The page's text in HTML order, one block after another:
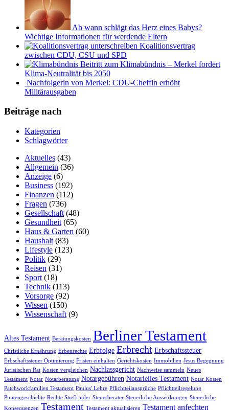
Ab wann schlägt das Herz eines Babys?
Wichtige Informationen für werdende Eltern
Koalitionsvertrag
zwischen CDU, CSU und SPD
Beitritt zum Klimabündnis – Merkel fordert
Klima-Neutralität bis 2050
Nachfolgerin von Merkel: CDU-Cheffin erhöht
Militärausgaben
Beiträge nach
Kategorien
Schlagwörter
Aktuelles (43)
Allgemein (36)
Anzeige (6)
Business (192)
Finanzen (112)
Fragen (736)
Gesellschaft (48)
Gesundheit (65)
Haus & Garten (60)
Haushalt (83)
Lifestyle (123)
Politik (29)
Reisen (31)
Sport (18)
Technik (113)
Vorsorge (92)
Wissen (150)
Wissenschaft (9)
Altes Testament Beratungskosten Berliner Testament
Christliche Ernährung Erbenrechte Erbfolge Erbrecht Erbschaftssteuer
Erbschaftssteuer Optimierung Fristen einhalten Gerichtskosten Immobilien Jesus Begegnung
Juristischen Rat Kosten vergleichen Nachlassgericht Nachweise sammeln Neues
Testament Notar Notarberatung Notargebühren Notarielles Testament Notar Kosten
Patchworkfamilien Testament Paulus' Lehre Pflichtteilansprüche Pflichtteilregelung
Piratengeschichte Rechte Stiefkinder Steuerberater Steuerliche Auswirkungen Steuerliche
Konsequenzen Testament Testament aktualisieren Testament anfechten